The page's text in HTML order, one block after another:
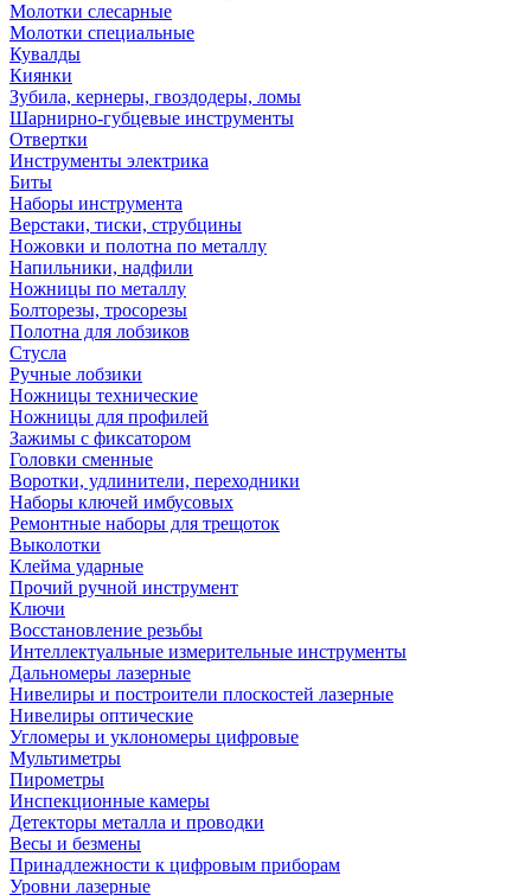
Молотки слесарные
Молотки специальные
Кувалды
Киянки
Зубила, кернеры, гвоздодеры, ломы
Шарнирно-губцевые инструменты
Отвертки
Инструменты электрика
Биты
Наборы инструмента
Верстаки, тиски, струбцины
Ножовки и полотна по металлу
Напильники, надфили
Ножницы по металлу
Болторезы, тросорезы
Полотна для лобзиков
Стусла
Ручные лобзики
Ножницы технические
Ножницы для профилей
Зажимы с фиксатором
Головки сменные
Воротки, удлинители, переходники
Наборы ключей имбусовых
Ремонтные наборы для трещоток
Выколотки
Клейма ударные
Прочий ручной инструмент
Ключи
Восстановление резьбы
Интеллектуальные измерительные инструменты
Дальномеры лазерные
Нивелиры и построители плоскостей лазерные
Нивелиры оптические
Угломеры и уклономеры цифровые
Мультиметры
Пирометры
Инспекционные камеры
Детекторы металла и проводки
Весы и безмены
Принадлежности к цифровым приборам
Уровни лазерные